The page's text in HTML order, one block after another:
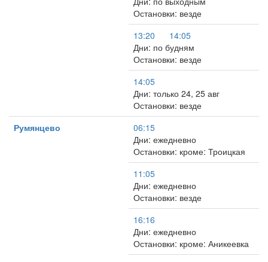
Остановки: везде
13:20
14:05
Дни: по будням
Остановки: везде
14:05
Дни: только 24, 25 авг
Остановки: везде
Румянцево
06:15
Дни: ежедневно
Остановки: кроме: Троицкая
11:05
Дни: ежедневно
Остановки: везде
16:16
Дни: ежедневно
Остановки: кроме: Аникеевка